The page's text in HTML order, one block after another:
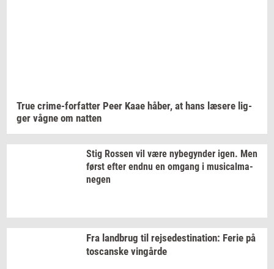
True crime-​forfatter Peer Kaae håber, at hans læ­se­re lig­
ger vågne om nat­ten
Stig Ros­sen vil være ny­be­gyn­der igen. Men
først efter endnu en om­gang i mu­si­cal­ma­
ne­gen
Fra land­brug til rej­se­desti­na­tion: Ferie på
toscan­ske vin­går­de